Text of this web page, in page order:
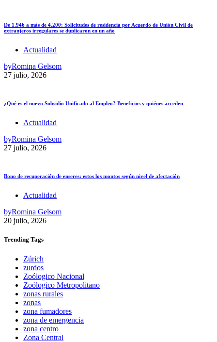
De 1.946 a más de 4.200: Solicitudes de residencia por Acuerdo de Unión Civil de
extranjeros irregulares se duplicaron en un año
Actualidad
byRomina Gelsom
27 julio, 2026
¿Qué es el nuevo Subsidio Unificado al Empleo? Beneficios y quiénes acceden
Actualidad
byRomina Gelsom
27 julio, 2026
Bono de recuperación de enseres: estos los montos según nivel de afectación
Actualidad
byRomina Gelsom
20 julio, 2026
Trending Tags
Zúrich
zurdos
Zoólogico Nacional
Zoólogico Metropolitano
zonas rurales
zonas
zona fumadores
zona de emergencia
zona centro
Zona Central